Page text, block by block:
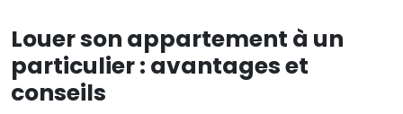
Louer son appartement à un
particulier : avantages et
conseils